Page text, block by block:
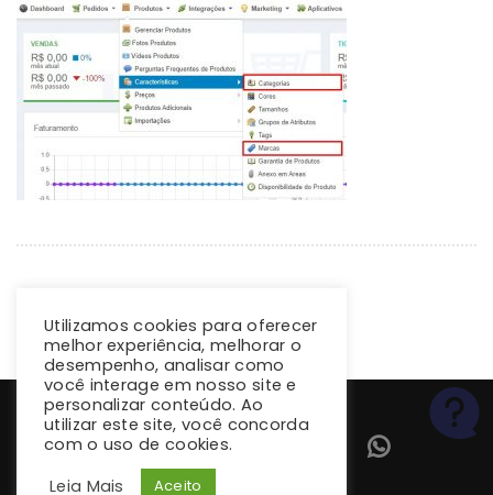
Utilizamos cookies para oferecer
melhor experiência, melhorar o
desempenho, analisar como
você interage em nosso site e
personalizar conteúdo. Ao
utilizar este site, você concorda
com o uso de cookies.
Leia Mais
Aceito